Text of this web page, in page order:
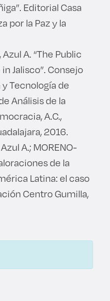
Editorial Casa
por la Paz y la
Azul A. “The Public
Jalisco”. Consejo
Tecnología de
Análisis de la
A.C.,
2016.
A.; MORENO-
de la
Latina: el caso
Centro Gumilla,